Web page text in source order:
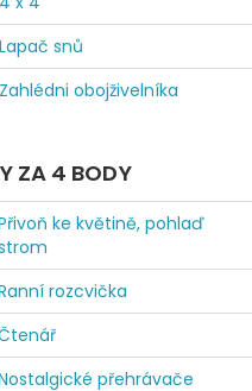
Lapač snů
Zahlédni obojživelníka
ZA 4 BODY
ke květině, pohlaď
rozcvička
přehrávače